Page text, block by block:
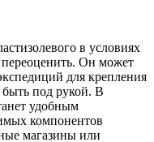
в условиях
Он может
для крепления
под рукой. В
удобным
компонентов
магазины или